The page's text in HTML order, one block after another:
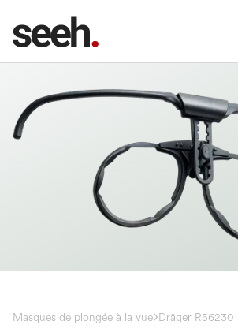
Masques de plongée à la vue Dräger R56230